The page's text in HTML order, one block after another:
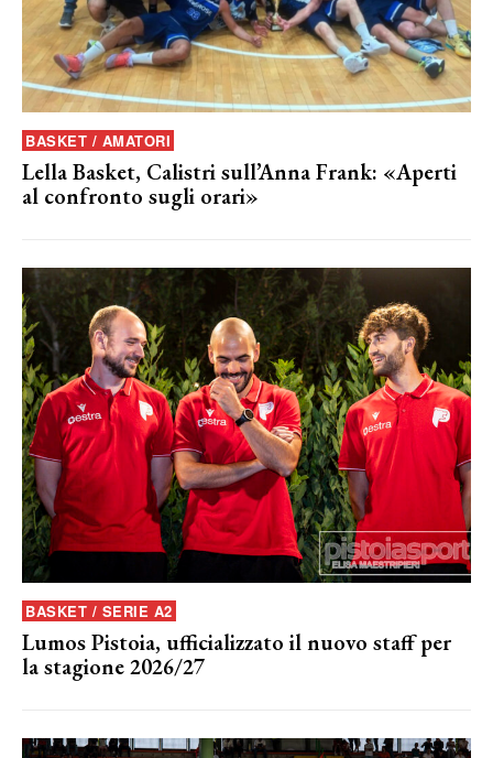
BASKET / AMATORI
Lella Basket, Calistri sull’Anna Frank: «Aperti
al confronto sugli orari»
BASKET / SERIE A2
Lumos Pistoia, ufficializzato il nuovo staff per
la stagione 2026/27